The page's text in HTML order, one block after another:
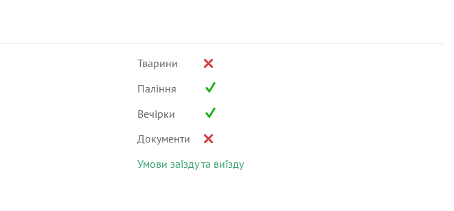
Тварини
Паління
Вечірки
Документи
Умови заїзду та виїзду